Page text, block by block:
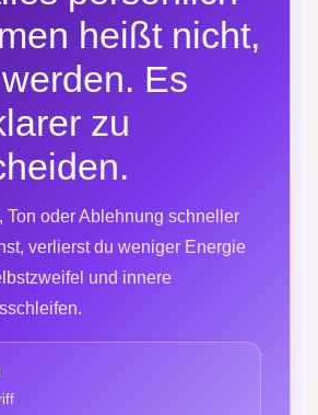
heißt nicht,
Es
zu
Ton oder Ablehnung schneller
verlierst du weniger Energie
und innere